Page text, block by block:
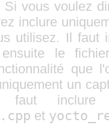
Si vous voulez
inclure
utilisez. Il faut
le
que
un
faut
et